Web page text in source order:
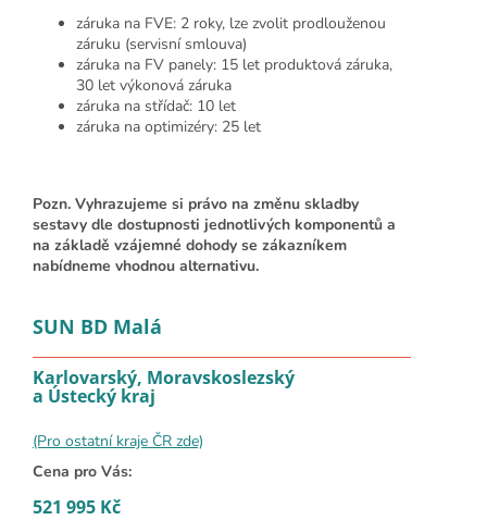
záruka na FVE: 2 roky, lze zvolit prodlouženou
záruku (servisní smlouva)
záruka na FV panely: 15 let produktová záruka,
30 let výkonová záruka
záruka na střídač: 10 let
záruka na optimizéry: 25 let
Pozn. Vyhrazujeme si právo na změnu skladby
sestavy dle dostupnosti jednotlivých komponentů a
na základě vzájemné dohody se zákazníkem
nabídneme vhodnou alternativu.
SUN BD Malá
Karlovarský, Moravskoslezský
a Ústecký kraj
(Pro ostatní kraje ČR zde)
Cena pro Vás:
521 995 Kč